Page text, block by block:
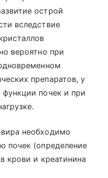
острой
вследствие
вероятно при
препаратов, у
почек и при
необходимо
почек (определение
крови и креатинина